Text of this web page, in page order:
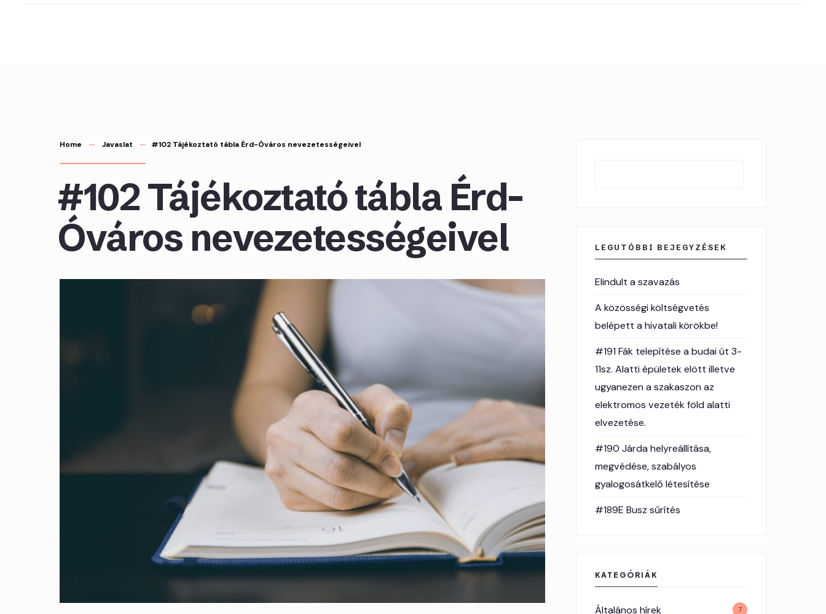
Home Javaslat #102 Tájékoztató tábla Érd-Óváros nevezetességeivel
#102 Tájékoztató tábla Érd-
Óváros nevezetességeivel
LEGUTÓBBI BEJEGYZÉSEK
Elindult a szavazás
A közösségi költségvetés
belépett a hivatali körökbe!
#191 Fák telepítése a budai út 3-
11sz. Alatti épületek elött illetve
ugyanezen a szakaszon az
elektromos vezeték föld alatti
elvezetése.
#190 Járda helyreállítása,
megvédése, szabályos
gyalogosátkelő létesítése
#189E Busz sűrítés
KATEGÓRIÁK
Általános hírek 7